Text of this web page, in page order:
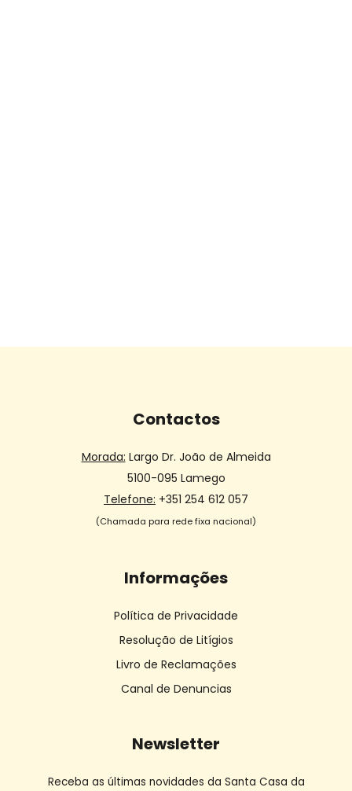
Contactos
Morada: Largo Dr. João de Almeida
5100-095 Lamego
Telefone: +351 254 612 057
(Chamada para rede fixa nacional)
Informações
Política de Privacidade
Resolução de Litígios
Livro de Reclamações
Canal de Denuncias
Newsletter
Receba as últimas novidades da Santa Casa da